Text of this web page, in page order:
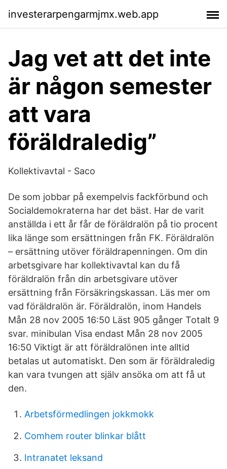
investerarpengarmjmx.web.app
Jag vet att det inte
är någon semester
att vara
föräldraledig”
Kollektivavtal - Saco
De som jobbar på exempelvis fackförbund och
Socialdemokraterna har det bäst. Har de varit
anställda i ett år får de föräldralön på tio procent
lika länge som ersättningen från FK. Föräldralön
– ersättning utöver föräldrapenningen. Om din
arbetsgivare har kollektivavtal kan du få
föräldralön från din arbetsgivare utöver
ersättning från Försäkringskassan. Läs mer om
vad föräldralön är. Föräldralön, inom Handels
Mån 28 nov 2005 16:50 Läst 905 gånger Totalt 9
svar. minibu­lan Visa endast Mån 28 nov 2005
16:50 Viktigt är att föräldralönen inte alltid
betalas ut automatiskt. Den som är föräldraledig
kan vara tvungen att själv ansöka om att få ut
den.
Arbetsförmedlingen jokkmokk
Comhem router blinkar blått
Intranatet leksand